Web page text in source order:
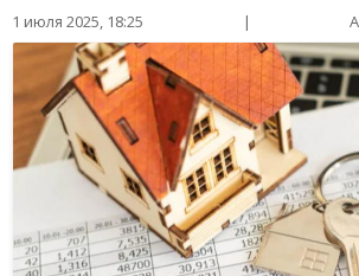
1 июля 2025, 18:25 |